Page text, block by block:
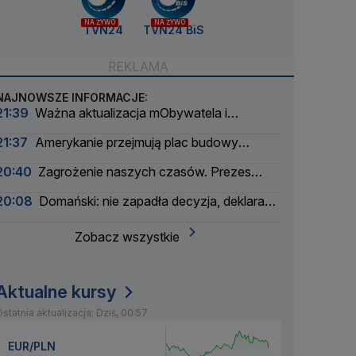
NA ŻYWO
TVN24
NA ŻYWO
TVN24 BiS
INFORMACJE:
Ważna aktualizacja mObywatela i
Amerykanie przejmują plac budowy
Zagrożenie naszych czasów. Prezes
Domański: nie zapadła decyzja, deklaracja
Zobacz wszystkie
kursy
aktualizacja: Dziś, 00:57
EUR/PLN